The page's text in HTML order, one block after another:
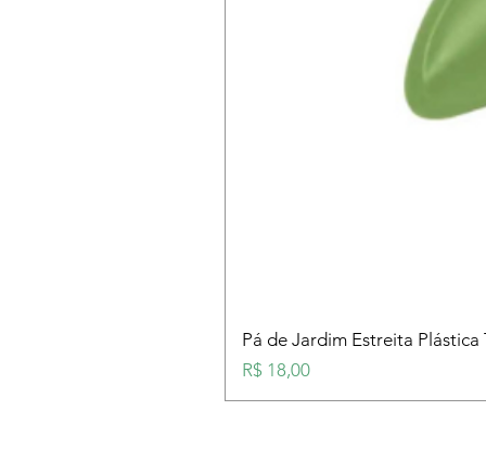
Pá de Jardim Estreita Plástica
Preço
R$ 18,00